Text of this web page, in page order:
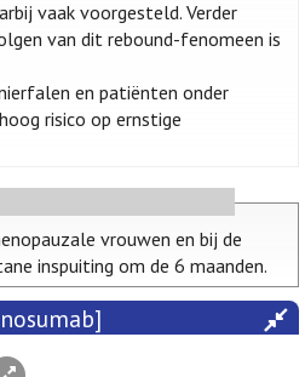
vaak voorgesteld. Verder
van dit rebound-fenomeen is
en patiënten onder
risico op ernstige
vrouwen en bij de
inspuiting om de 6 maanden.